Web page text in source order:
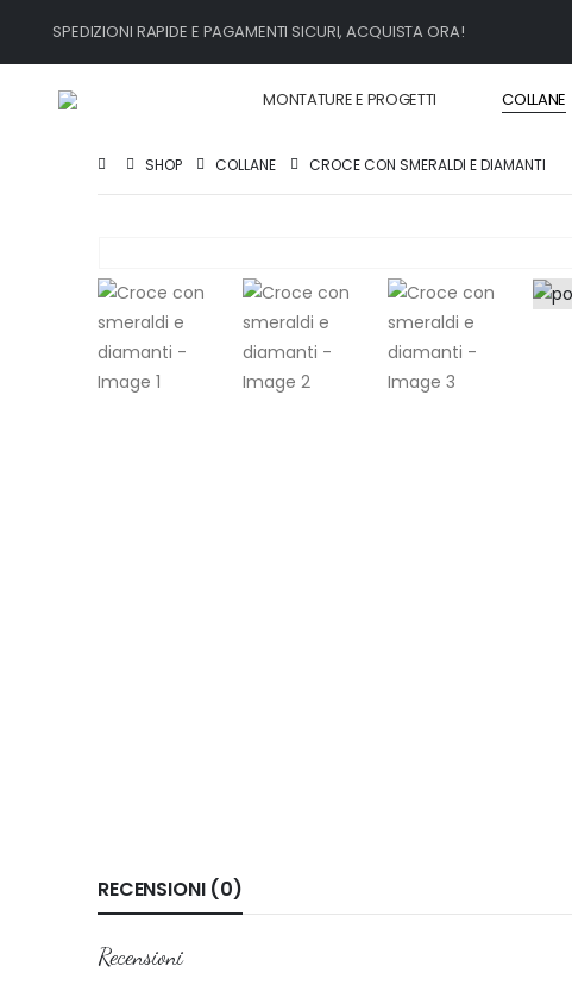
SPEDIZIONI RAPIDE E PAGAMENTI SICURI, ACQUISTA ORA!
MONTATURE E PROGETTI COLLANE
SHOP COLLANE CROCE CON SMERALDI E DIAMANTI
RECENSIONI (0)
Recensioni